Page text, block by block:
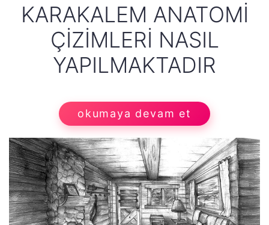
KARAKALEM ANATOMI
ÇIZIMLERI NASIL
YAPILMAKTADIR
okumaya devam et